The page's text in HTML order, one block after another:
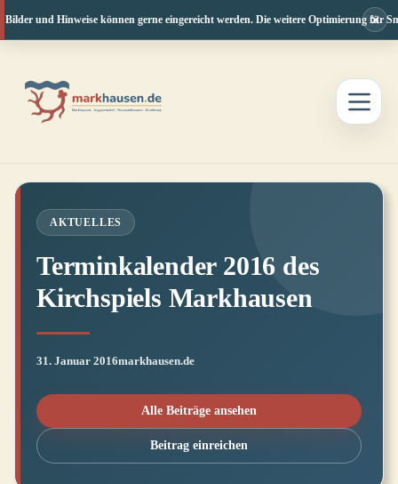
und Hinweise können gerne eingereicht werden. Die weitere Optimierung für
×
springen
AKTUELLES
Terminkalender 2016 des
Kirchspiels Markhausen
31. Januar 2016markhausen.de
Alle Beiträge ansehen
Beitrag einreichen